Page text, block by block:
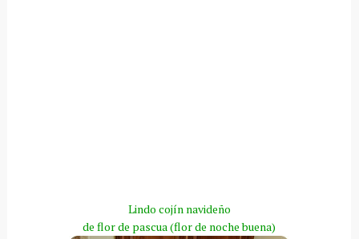
Lindo cojínnavideño
de flor de pascua (flor de noche buena)